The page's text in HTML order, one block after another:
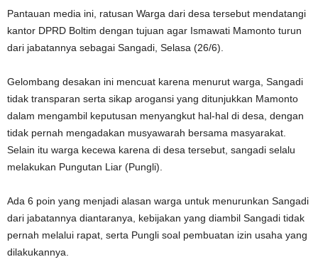
Pantauan media ini, ratusan Warga dari desa tersebut mendatangi
kantor DPRD Boltim dengan tujuan agar Ismawati Mamonto turun
dari jabatannya sebagai Sangadi, Selasa (26/6).
Gelombang desakan ini mencuat karena menurut warga, Sangadi
tidak transparan serta sikap arogansi yang ditunjukkan Mamonto
dalam mengambil keputusan menyangkut hal-hal di desa, dengan
tidak pernah mengadakan musyawarah bersama masyarakat.
Selain itu warga kecewa karena di desa tersebut, sangadi selalu
melakukan Pungutan Liar (Pungli).
Ada 6 poin yang menjadi alasan warga untuk menurunkan Sangadi
dari jabatannya diantaranya, kebijakan yang diambil Sangadi tidak
pernah melalui rapat, serta Pungli soal pembuatan izin usaha yang
dilakukannya.